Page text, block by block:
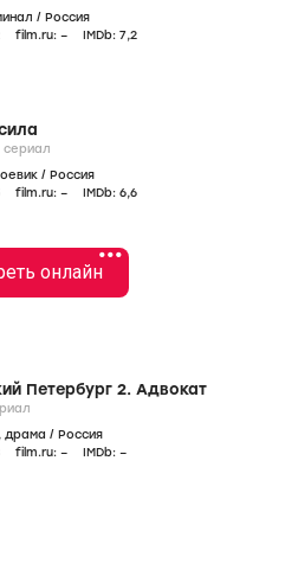
/ Россия
film.ru: – IMDb: 7,2
сериал
/ Россия
film.ru: – IMDb: 6,6
•••
онлайн
Петербург 2. Адвокат
, драма / Россия
film.ru: – IMDb: –